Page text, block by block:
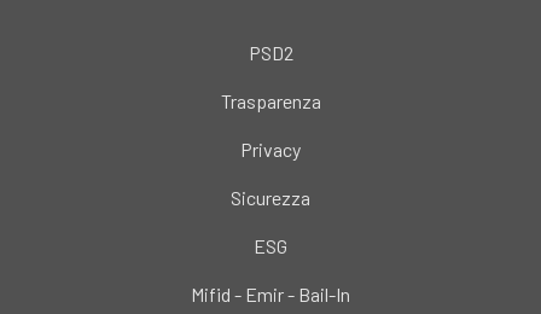
PSD2
Trasparenza
Privacy
Sicurezza
ESG
Mifid - Emir - Bail-In